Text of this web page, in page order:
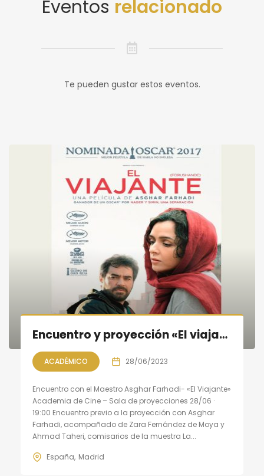
Eventos relacionado
Te pueden gustar estos eventos.
Encuentro y proyección «El viajante» con Asghar Farhadi
ACADÉMICO 28/06/2023
Encuentro con el Maestro Asghar Farhadi- «El Viajante»
Academia de Cine – Sala de proyecciones 28/06 ·
19:00 Encuentro previo a la proyección con Asghar
Farhadi, acompañado de Zara Fernández de Moya y
Ahmad Taheri, comisarios de la muestra La...
España Madrid